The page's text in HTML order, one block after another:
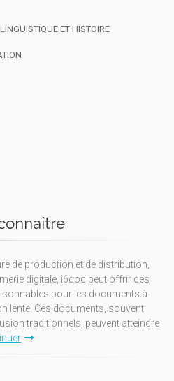
ET HISTOIRE
de production et de distribution,
digitale, i6doc peut offrir des
pour les documents à
lente. Ces documents, souvent
traditionnels, peuvent atteindre